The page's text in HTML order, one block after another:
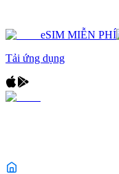
eSIM MIỄN PHÍ
Tải ứng dụng